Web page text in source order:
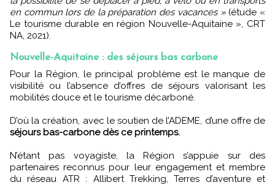
en commun lors de la préparation des vacances »(étude «
Le tourisme durable en région Nouvelle-Aquitaine », CRT
NA, 2021).
Nouvelle-Aquitaine : des séjours bas carbone
Pour la Région, le principal problème est le manque de
visibilité ou l’absence d’offres de séjours valorisant les
mobilités douce et le tourisme décarboné.
D’où la création, avec le soutien de l’ADEME, d’une offre de
séjours bas-carbone dès ce printemps.
N’étant pas voyagiste, la Région s’appuie sur des
partenaires reconnus pour leur engagement et membre
du réseau ATR : Allibert Trekking, Terres d’aventure et